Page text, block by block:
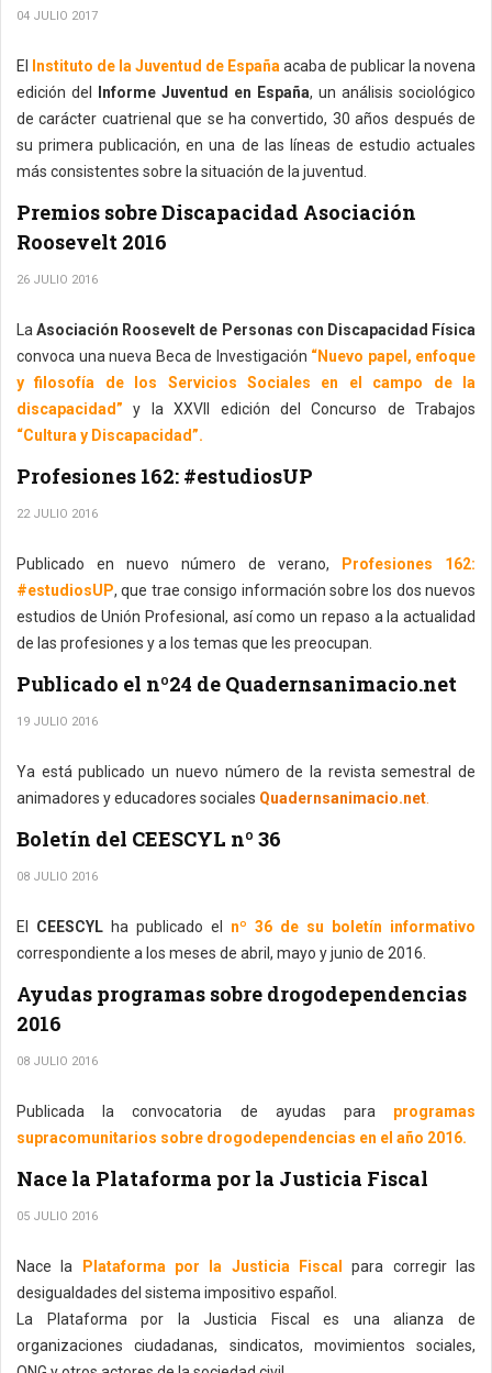
04 JULIO 2017
El Instituto de la Juventud de España acaba de publicar la novena
edición del
Informe Juventud en España, un análisis sociológico
de carácter cuatrienal que se ha convertido, 30 años después de
su primera publicación, en una de las líneas de estudio actuales
más consistentes sobre la situación de la juventud.
Premios sobre Discapacidad Asociación
Roosevelt 2016
26 JULIO 2016
LaAsociación Roosevelt de Personas con Discapacidad Física
convoca una nueva Beca de Investigación “Nuevo papel, enfoque
y filosofía de los Servicios Sociales en el campo de la
discapacidad”y la XXVII edición del Concurso de Trabajos
“Cultura y Discapacidad”.
Profesiones 162: #estudiosUP
22 JULIO 2016
Publicado en nuevo número de verano,
Profesiones 162:
#estudiosUP, que trae consigo información sobre los dos nuevos
estudios de Unión Profesional, así como un repaso a la actualidad
de las profesiones y a los temas que les preocupan.
Publicado el nº24 de Quadernsanimacio.net
19 JULIO 2016
Ya está publicado un nuevo número de la revista semestral de
animadores y educadores sociales Quadernsanimacio.net
Boletín del CEESCYL nº 36
08 JULIO 2016
El CEESCYL ha publicado el
nº 36 de su boletín informativo
correspondiente a los meses de abril, mayo y junio de 2016.
Ayudas programas sobre drogodependencias
2016
08 JULIO 2016
Publicada la convocatoria de ayudas para programas
supracomunitarios sobre drogodependencias en el año 2016.
Nace la Plataforma por la Justicia Fiscal
05 JULIO 2016
Nace la Plataforma por la Justicia Fiscalpara corregir las
desigualdades del sistema impositivo español.
La Plataforma por la Justicia Fiscal es una alianza de
organizaciones ciudadanas, sindicatos, movimientos sociales,